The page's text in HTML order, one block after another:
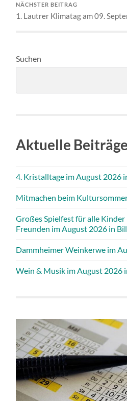
NÄCHSTER BEITRAG
1. Lautrer Klimatag am 09.
Suchen
Aktuelle Beiträge
4. Kristalltage im August 2026
Mitmachen beim
Großes Spielfest für alle
Freunden im August 2026 in
Dammheimer Weinkerwe im
Wein & Musik im August 2026